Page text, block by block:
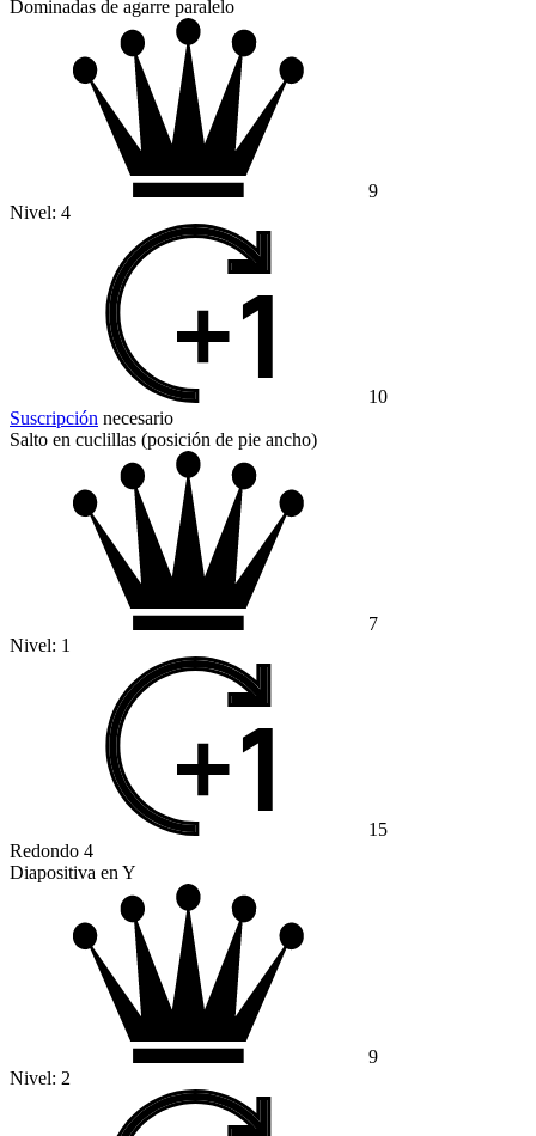
Dominadas de agarre paralelo
9
Nivel: 4
10
Suscripción necesario
Salto en cuclillas (posición de pie ancho)
7
Nivel: 1
15
Redondo 4
Diapositiva en Y
9
Nivel: 2